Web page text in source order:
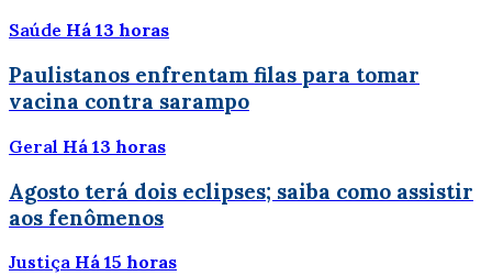
Saúde Há 13 horas
Paulistanos enfrentam filas para tomar
vacina contra sarampo
Geral Há 13 horas
Agosto terá dois eclipses; saiba como assistir
aos fenômenos
Justiça Há 15 horas